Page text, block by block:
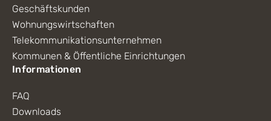
Geschäftskunden
Wohnungswirtschaften
Telekommunikationsunternehmen
Kommunen & Öffentliche Einrichtungen
Informationen
FAQ
Downloads